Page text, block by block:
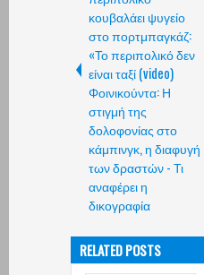
κουβαλάει ψυγείο
στο πορτμπαγκάζ:
«Το περιπολικό δεν
είναι ταξί (video)
Φοινικούντα: Η
στιγμή της
δολοφονίας στο
κάμπινγκ, η διαφυγή
των δραστών - Τι
αναφέρει η
δικογραφία
RELATED POSTS